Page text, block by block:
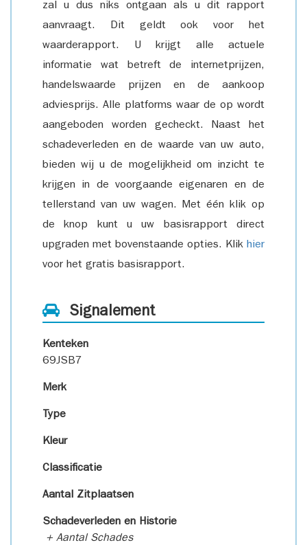
zal u dus niks ontgaan als u dit rapport
aanvraagt. Dit geldt ook voor het
waarderapport. U krijgt alle actuele
informatie wat betreft de internetprijzen,
handelswaarde prijzen en de aankoop
adviesprijs. Alle platforms waar de op wordt
aangeboden worden gecheckt. Naast het
schadeverleden en de waarde van uw auto,
bieden wij u de mogelijkheid om inzicht te
krijgen in de voorgaande eigenaren en de
tellerstand van uw wagen. Met één klik op
de knop kunt u uw basisrapport direct
upgraden met bovenstaande opties. Klik hier
voor het gratis basisrapport.
Signalement
Kenteken
69JSB7
Merk
Type
Kleur
Classificatie
Aantal Zitplaatsen
Schadeverleden en Historie
+ Aantal Schades